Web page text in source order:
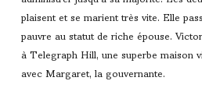
plaisent et se marient très vite. Elle
pauvre au statut de riche épouse.
à Telegraph Hill, une superbe maison
avec Margaret, la gouvernante.